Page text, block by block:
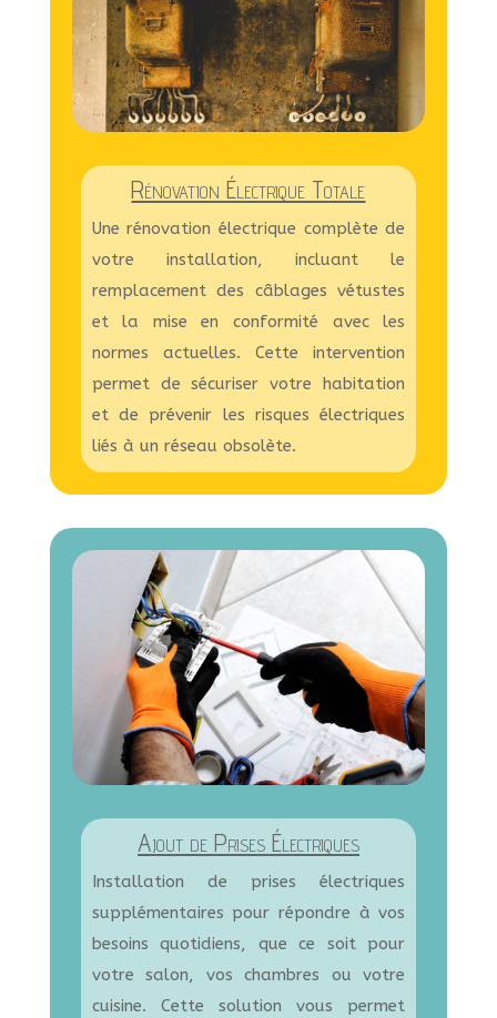
Rénovation Électrique Totale
Une rénovation électrique complète de
votre installation, incluant le
remplacement des câblages vétustes
et la mise en conformité avec les
normes actuelles. Cette intervention
permet de sécuriser votre habitation
et de prévenir les risques électriques
liés à un réseau obsolète.
Ajout de Prises Électriques
Installation de prises électriques
supplémentaires pour répondre à vos
besoins quotidiens, que ce soit pour
votre salon, vos chambres ou votre
cuisine. Cette solution vous permet